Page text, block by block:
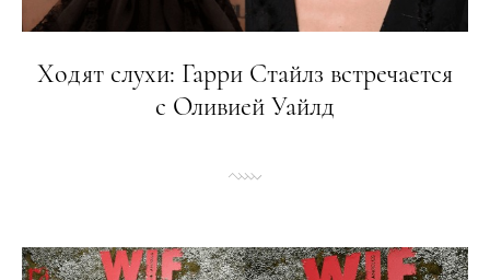
Ходят слухи: Гарри Стайлз встречается
с Оливией Уайлд